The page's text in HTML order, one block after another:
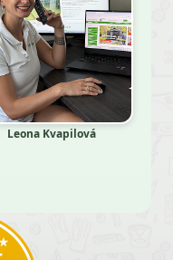
Leona Kvapilová